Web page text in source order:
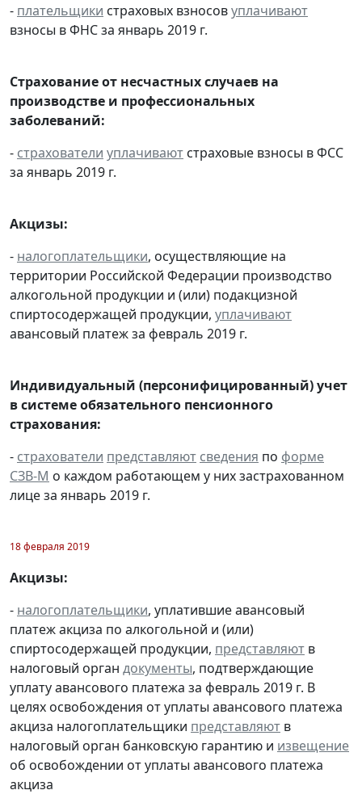
- плательщики страховых взносовуплачивают
взносы в ФНС за январь 2019 г.
Страхование от несчастных случаев на
производстве и профессиональных
заболеваний:
- страхователи уплачивают страховые взносы в ФСС
за январь 2019 г.
Акцизы:
- налогоплательщики, осуществляющие на
территории Российской Федерации производство
алкогольной продукции и (или) подакцизной
спиртосодержащей продукции, уплачивают
авансовый платеж за февраль 2019 г.
Индивидуальный (персонифицированный) учет
в системе обязательного пенсионного
страхования:
- страхователи представляют сведения по форме
СЗВ-М о каждом работающем у них застрахованном
лице за январь 2019 г.
18 февраля 2019
Акцизы:
- налогоплательщики, уплатившие авансовый
платеж акциза по алкогольной и (или)
спиртосодержащей продукции, представляют в
налоговый орган документы, подтверждающие
уплату авансового платежа за февраль 2019 г. В
целях освобождения от уплаты авансового платежа
акциза налогоплательщики представляют в
налоговый орган банковскую гарантию и извещение
об освобождении от уплаты авансового платежа
акциза